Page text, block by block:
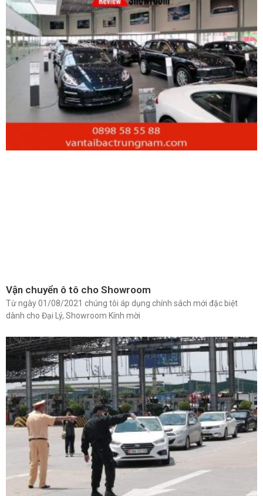
Vận chuyển ô tô cho Showroom
Từ ngày 01/08/2021 chúng tôi áp dụng chính sách mới đặc biệt
dành cho Đại Lý, Showroom Kính mời